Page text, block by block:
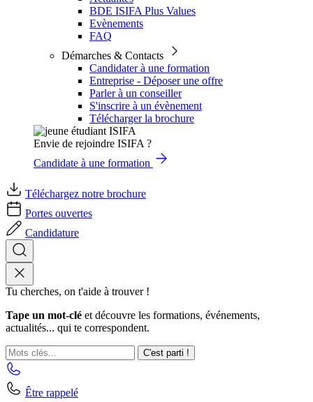
BDE ISIFA Plus Values
Evènements
FAQ
Démarches & Contacts
Candidater à une formation
Entreprise - Déposer une offre
Parler à un conseiller
S'inscrire à un évènement
Télécharger la brochure
Envie de rejoindre ISIFA ?
Candidate à une formation
Téléchargez notre brochure
Portes ouvertes
Candidature
Tu cherches, on t'aide à trouver !
Tape un mot-clé et découvre les formations, événements,
actualités... qui te correspondent.
C'est parti !
Être rappelé